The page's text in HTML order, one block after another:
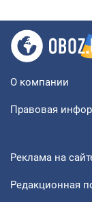
О компании
Правовая
Реклама на
Редакционная